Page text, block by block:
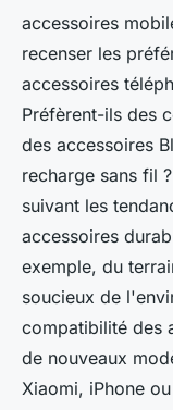
accessoires
recenser les
accessoires
Préfèrent-ils des
des accessoires
recharge sans fil
suivant les
accessoires
exemple, du
soucieux de
compatibilité des
de nouveaux
Xiaomi, iPhone